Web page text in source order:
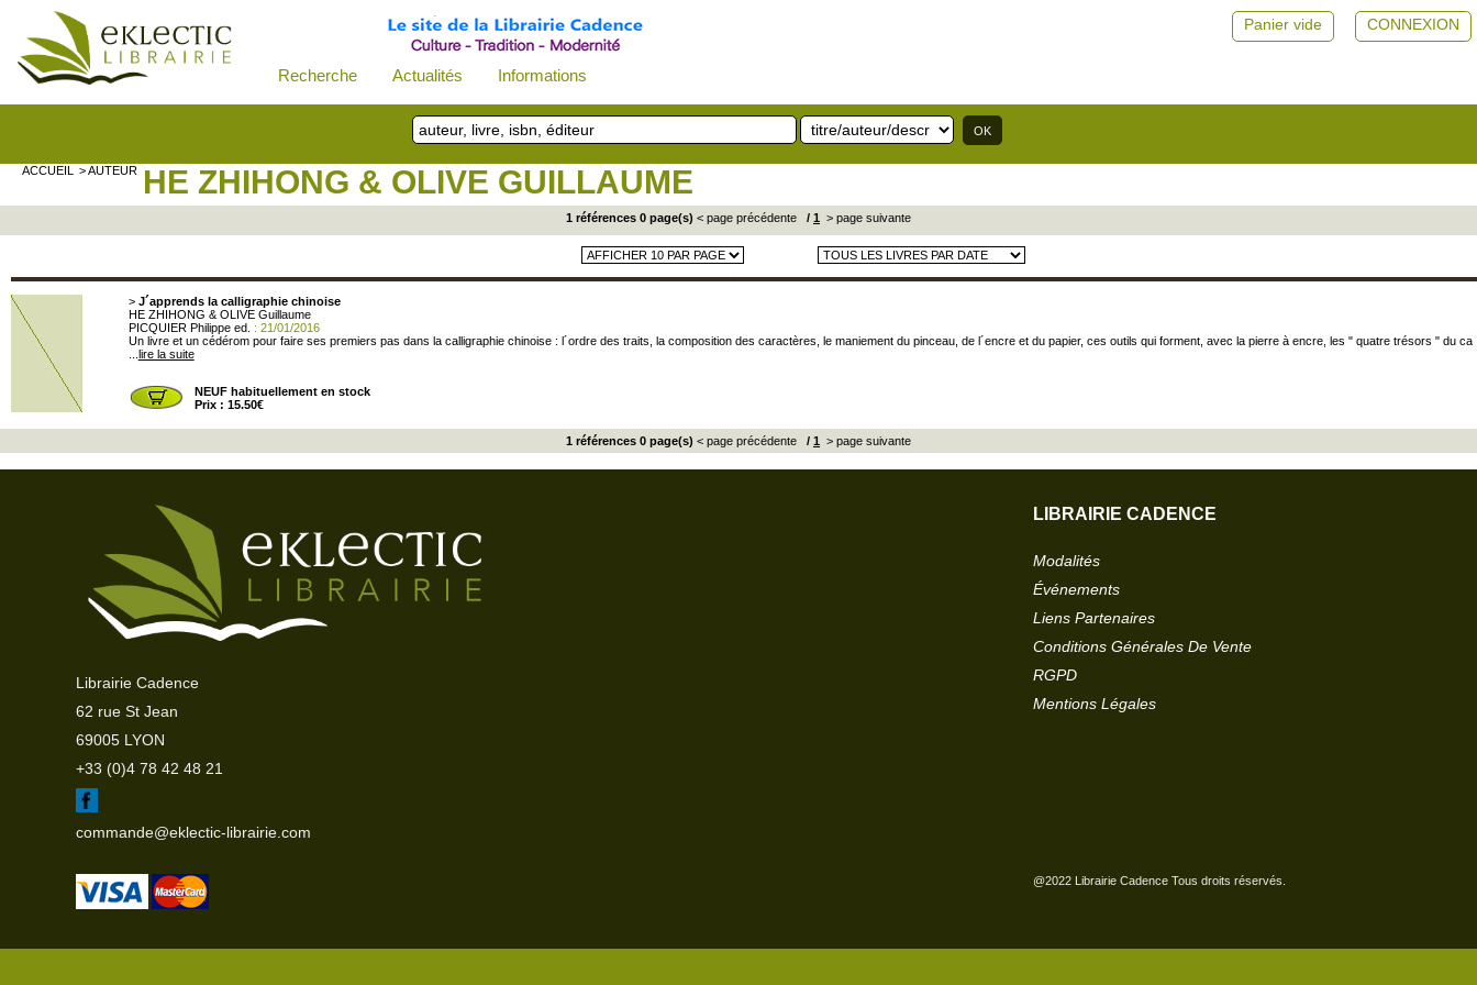
Recherche Actualités Informations
CONNEXION
Panier vide
ACCUEIL > AUTEUR HE ZHIHONG & OLIVE GUILLAUME
1 références 0 page(s) < page précédente / 1 > page suivante
> J´apprends la calligraphie chinoise
HE ZHIHONG & OLIVE Guillaume
PICQUIER Philippe ed. : 21/01/2016
Un livre et un cédérom pour faire ses premiers pas dans la calligraphie chinoise : l´ordre des traits, la composition des caractères, le maniement du pinceau, de l´encre et du papier, ces outils qui forment, avec la pierre à encre, les " quatre trésors " du ca
lire la suite
NEUF habituellement en stock
Prix : 15.50€
1 références 0 page(s) < page précédente / 1 > page suivante
Librairie Cadence
62 rue St Jean
69005 LYON
+33 (0)4 78 42 48 21
commande@eklectic-librairie.com
LIBRAIRIE CADENCE
Modalités
Événements
Liens Partenaires
Conditions Générales De Vente
RGPD
Mentions Légales
@2022 Librairie Cadence Tous droits réservés.